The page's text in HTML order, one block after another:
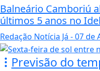
Balneário Camboriú
últimos 5 anos no
Redação Notícia Já - 07 de
Previsão do